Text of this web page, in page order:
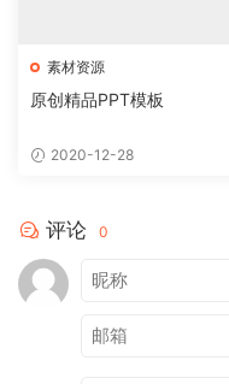
素材资源
原创精品PPT模板
2020-12-28
评论 0